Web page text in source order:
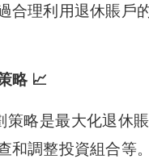
合理利用退休賬戶
略 📈
策略是最大化退休
和調整投資組合等